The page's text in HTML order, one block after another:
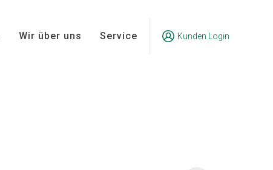
Wir über uns Service Kunden Login